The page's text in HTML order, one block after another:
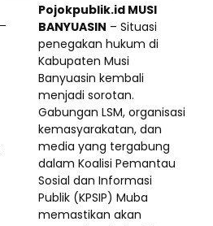
Pojokpublik.id MUSI
BANYUASIN – Situasi
penegakan hukum di
Kabupaten Musi
Banyuasin kembali
menjadi sorotan.
Gabungan LSM, organisasi
kemasyarakatan, dan
media yang tergabung
dalam Koalisi Pemantau
Sosial dan Informasi
Publik (KPSIP) Muba
memastikan akan